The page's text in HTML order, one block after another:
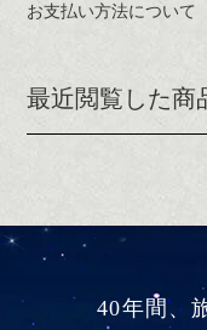
お支払い方法について
最近閲覧した商
40年間、